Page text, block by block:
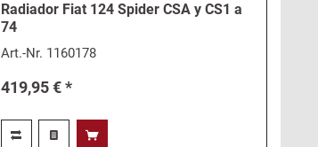
Radiador Fiat 124 Spider CSA y CS1 a
74
Art.-Nr. 1160178
419,95 € *